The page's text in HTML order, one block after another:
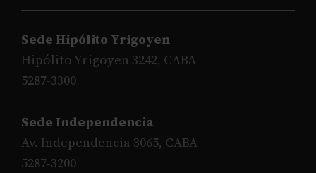
Sede Hipólito Yrigoyen
Hipólito Yrigoyen 3242, CABA
5287-3300
Sede Independencia
Av. Independencia 3065, CABA
5287-3200